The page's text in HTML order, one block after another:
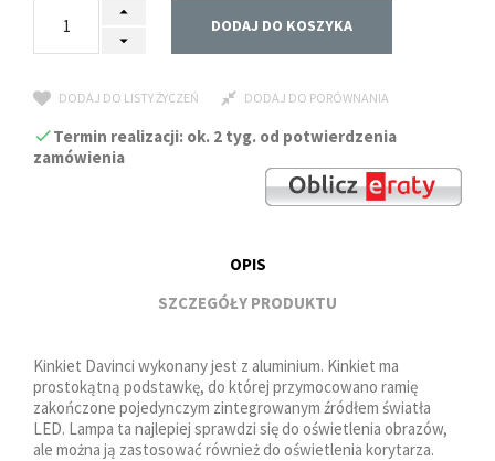
DODAJ DO KOSZYKA
DODAJ DO LISTY ŻYCZEŃ DODAJ DO PORÓWNANIA
Termin realizacji: ok. 2 tyg. od potwierdzenia
zamówienia
OPIS
SZCZEGÓŁY PRODUKTU
Kinkiet Davinci wykonany jest z aluminium. Kinkiet ma
prostokątną podstawkę, do której przymocowano ramię
zakończone pojedynczym zintegrowanym źródłem światła
LED. Lampa ta najlepiej sprawdzi się do oświetlenia obrazów,
ale można ją zastosować również do oświetlenia korytarza.